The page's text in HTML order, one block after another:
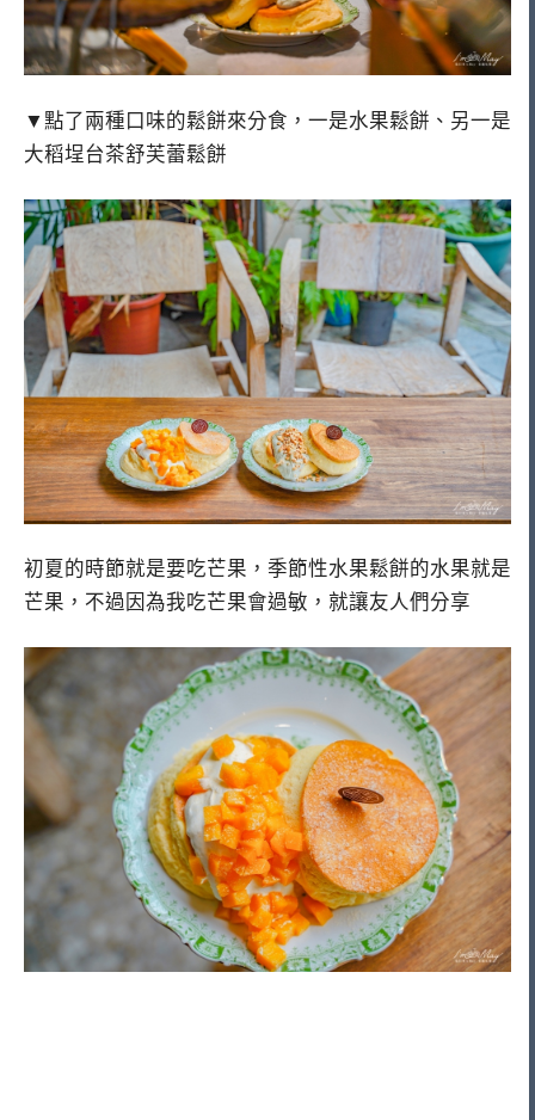
▼點了兩種口味的鬆餅來分食，一是水果鬆餅、另一是
大稻埕台茶舒芙蕾鬆餅
初夏的時節就是要吃芒果，季節性水果鬆餅的水果就是
芒果，不過因為我吃芒果會過敏，就讓友人們分享